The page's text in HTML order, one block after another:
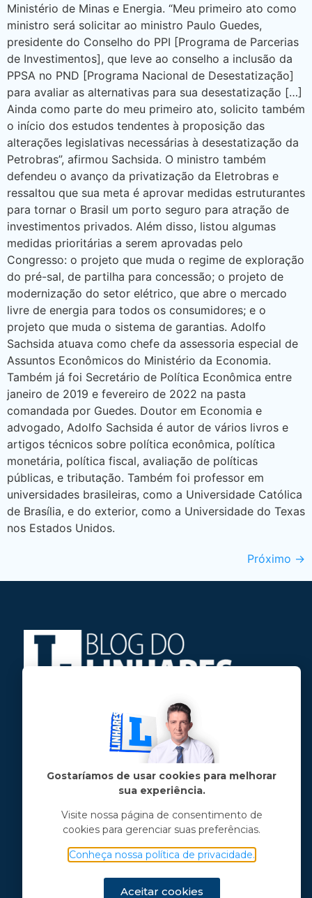
Ministério de Minas e Energia. “Meu primeiro ato como
ministro será solicitar ao ministro Paulo Guedes,
presidente do Conselho do PPI [Programa de Parcerias
de Investimentos], que leve ao conselho a inclusão da
PPSA no PND [Programa Nacional de Desestatização]
para avaliar as alternativas para sua desestatização […]
Ainda como parte do meu primeiro ato, solicito também
o início dos estudos tendentes à proposição das
alterações legislativas necessárias à desestatização da
Petrobras”, afirmou Sachsida. O ministro também
defendeu o avanço da privatização da Eletrobras e
ressaltou que sua meta é aprovar medidas estruturantes
para tornar o Brasil um porto seguro para atração de
investimentos privados. Além disso, listou algumas
medidas prioritárias a serem aprovadas pelo
Congresso: o projeto que muda o regime de exploração
do pré-sal, de partilha para concessão; o projeto de
modernização do setor elétrico, que abre o mercado
livre de energia para todos os consumidores; e o
projeto que muda o sistema de garantias. Adolfo
Sachsida atuava como chefe da assessoria especial de
Assuntos Econômicos do Ministério da Economia.
Também já foi Secretário de Política Econômica entre
janeiro de 2019 e fevereiro de 2022 na pasta
comandada por Guedes. Doutor em Economia e
advogado, Adolfo Sachsida é autor de vários livros e
artigos técnicos sobre política econômica, política
monetária, política fiscal, avaliação de políticas
públicas, e tributação. Também foi professor em
universidades brasileiras, como a Universidade Católica
de Brasília, e do exterior, como a Universidade do Texas
nos Estados Unidos.
Próximo →
Jose Linhares Jr é maranhense.
Formado em Jornalismo, estudou filosofia
e tem pós-graduações em ciência política
e marketing político.
Menu principal
Notícias
Opinião
Chama o Linhares
Gostaríamos de usar cookies para melhorar
sua experiência.
Visite nossa página de consentimento de
cookies para gerenciar suas preferências.
Conheça nossa política de privacidade.
Aceitar cookies